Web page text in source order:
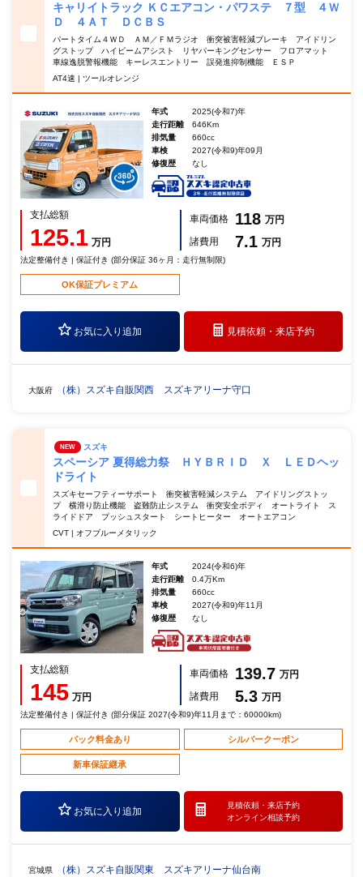
キャリイトラック ＫＣエアコン・パワステ ７型 ４Ｗ
Ｄ ４ＡＴ ＤＣＢＳ
パートタイム４ＷＤ ＡＭ／ＦＭラジオ 衝突被害軽減ブレーキ アイドリン
グストップ ハイビームアシスト リヤパーキングセンサー フロアマット
車線逸脱警報機能 キーレスエントリー 誤発進抑制機能 ＥＳＰ
AT4速 | ツールオレンジ
年式
2025(令和7)年
走行距離
646Km
排気量
660cc
車検
2027(令和9)年09月
修復歴
なし
支払総額
125.1 万円
車両価格 118 万円
諸費用
7.1 万円
法定整備付き | 保証付き (部分保証 36ヶ月：走行無制限)
OK保証プレミアム
お気に入り追加 見積依頼・来店予約
大阪府 （株）スズキ自販関西 スズキアリーナ守口
NEW スズキ
スペーシア 夏得総力祭 ＨＹＢＲＩＤ Ｘ ＬＥＤヘッ
ドライト
スズキセーフティーサポート 衝突被害軽減システム アイドリングストッ
プ 横滑り防止機能 盗難防止システム 衝突安全ボディ オートライト ス
ライドドア プッシュスタート シートヒーター オートエアコン
CVT | オフブルーメタリック
年式
2024(令和6)年
走行距離
0.4万Km
排気量
660cc
車検
2027(令和9)年11月
修復歴
なし
支払総額
145 万円
車両価格 139.7 万円
諸費用
5.3 万円
法定整備付き | 保証付き (部分保証 2027(令和9)年11月まで：60000km)
パック料金あり シルバークーポン
新車保証継承
お気に入り追加
見積依頼・ 来店予約
オンライン相談予約
宮城県 （株）スズキ自販関東 スズキアリーナ仙台南